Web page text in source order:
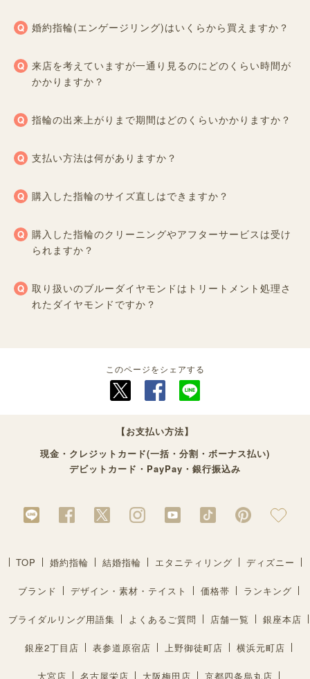
婚約指輪(エンゲージリング)はいくらから買えますか？
来店を考えていますが一通り見るのにどのくらい時間が
かかりますか？
指輪の出来上がりまで期間はどのくらいかかりますか？
支払い方法は何がありますか？
購入した指輪のサイズ直しはできますか？
購入した指輪のクリーニングやアフターサービスは受け
られますか？
取り扱いのブルーダイヤモンドはトリートメント処理さ
れたダイヤモンドですか？
このページをシェアする
【お支払い方法】
現金・クレジットカード(一括・分割・ボーナス払い)
デビットカード・PayPay・銀行振込み
TOP 婚約指輪 結婚指輪 エタニティリング ディズニー
ブランド デザイン・素材・テイスト 価格帯 ランキング
ブライダルリング用語集 よくあるご質問 店舗一覧 銀座本店
銀座2丁目店 表参道原宿店 上野御徒町店 横浜元町店
大宮店 名古屋栄店 大阪梅田店 京都四条烏丸店